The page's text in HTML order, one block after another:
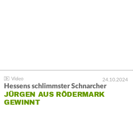
24.10.2024
Hessens schlimmster Schnarcher
JÜRGEN AUS RÖDERMARK
GEWINNT